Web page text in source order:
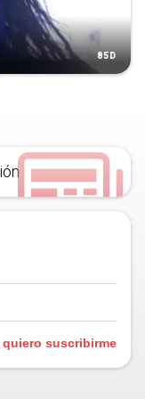
85D
suscribirme